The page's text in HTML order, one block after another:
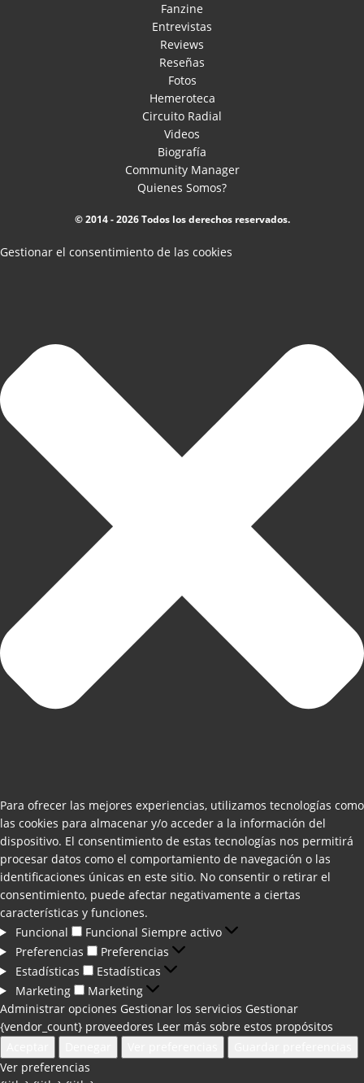
Fanzine
Entrevistas
Reviews
Reseñas
Fotos
Hemeroteca
Circuito Radial
Videos
Biografía
Community Manager
Quienes Somos?
© 2014 - 2026 Todos los derechos reservados.
Gestionar el consentimiento de las cookies
Para ofrecer las mejores experiencias, utilizamos tecnologías como
las cookies para almacenar y/o acceder a la información del
dispositivo. El consentimiento de estas tecnologías nos permitirá
procesar datos como el comportamiento de navegación o las
identificaciones únicas en este sitio. No consentir o retirar el
consentimiento, puede afectar negativamente a ciertas
características y funciones.
Funcional
Funcional Siempre activo
Preferencias
Preferencias
Estadísticas
Estadísticas
Marketing
Marketing
Administrar opciones Gestionar los servicios Gestionar
{vendor_count} proveedores Leer más sobre estos propósitos
Ver preferencias